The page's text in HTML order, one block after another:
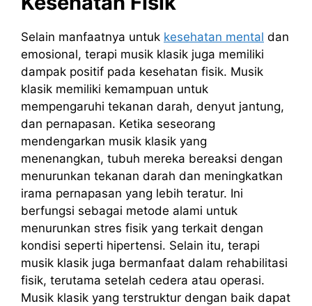
Selain manfaatnya untuk kesehatan mental dan
emosional, terapi musik klasik juga memiliki
dampak positif pada kesehatan fisik. Musik
klasik memiliki kemampuan untuk
mempengaruhi tekanan darah, denyut jantung,
dan pernapasan. Ketika seseorang
mendengarkan musik klasik yang
menenangkan, tubuh mereka bereaksi dengan
menurunkan tekanan darah dan meningkatkan
irama pernapasan yang lebih teratur. Ini
berfungsi sebagai metode alami untuk
menurunkan stres fisik yang terkait dengan
kondisi seperti hipertensi. Selain itu, terapi
musik klasik juga bermanfaat dalam rehabilitasi
fisik, terutama setelah cedera atau operasi.
Musik klasik yang terstruktur dengan baik dapat